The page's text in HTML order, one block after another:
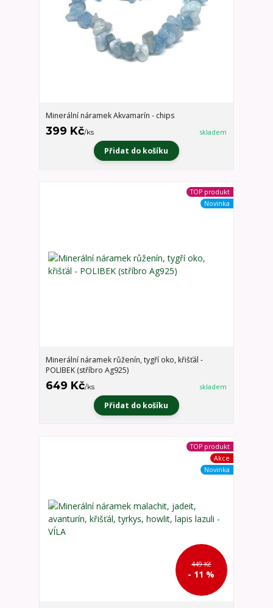
Minerální náramek Akvamarín - chips
399 Kč/ks skladem
Přidat do košíku
TOP produkt
Novinka
Minerální náramek růženín, tygří oko, křišťál -
POLIBEK (stříbro Ag925)
649 Kč/ks skladem
Přidat do košíku
TOP produkt
Akce
Novinka
449 Kč
- 11 %